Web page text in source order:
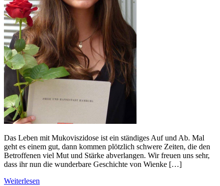
Das Leben mit Mukoviszidose ist ein ständiges Auf und Ab. Mal
geht es einem gut, dann kommen plötzlich schwere Zeiten, die den
Betroffenen viel Mut und Stärke abverlangen. Wir freuen uns sehr,
dass ihr nun die wunderbare Geschichte von Wienke […]
Weiterlesen